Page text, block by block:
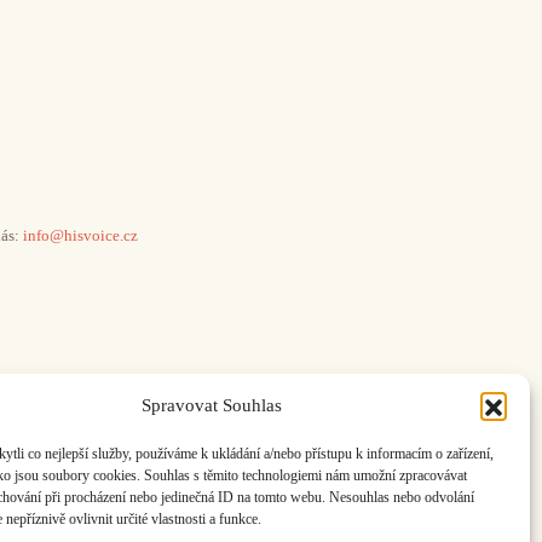
Spravovat Souhlas
co nejlepší služby, používáme k ukládání a/nebo přístupu k informacím o zařízení,
jsou soubory cookies. Souhlas s těmito technologiemi nám umožní zpracovávat
při procházení nebo jedinečná ID na tomto webu. Nesouhlas nebo odvolání
nepříznivě ovlivnit určité vlastnosti a funkce.
info@hisvoice.cz